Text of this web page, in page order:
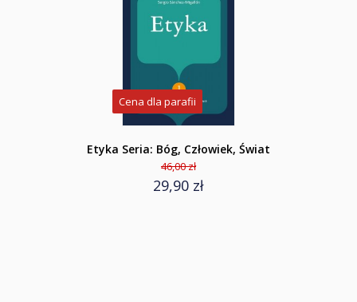
Cena dla parafii
Etyka Seria: Bóg, Człowiek, Świat
46,00 zł
29,90 zł